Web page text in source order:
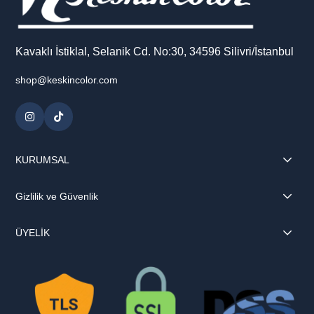
Kavaklı İstiklal, Selanik Cd. No:30, 34596 Silivri/İstanbul
shop@keskincolor.com
KURUMSAL
Gizlilik ve Güvenlik
ÜYELİK